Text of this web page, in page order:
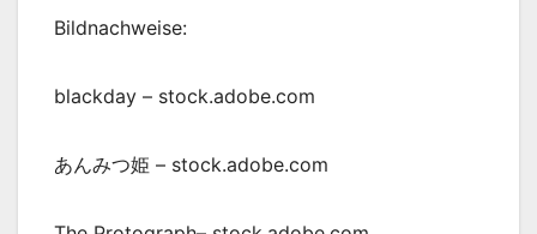
Bildnachweise:
blackday – stock.adobe.com
あんみつ姫 – stock.adobe.com